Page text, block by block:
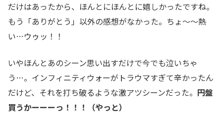
だけはあったから、ほんとにほんとに嬉しかったですね。
もう「ありがとう」以外の感想がなかった。ちょ～～熱
い…ウゥッ！！
いやほんとあのシーン思い出すだけで今でも泣いちゃ
う…。インフィニティウォーがトラウマすぎて辛かったん
だけど、それを打ち破るような激アツシーンだった。 円盤
買うかーーーっ！！！（やっと）